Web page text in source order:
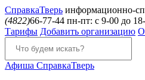
СправкаТверь информационно-
(4822)66-77-44 пн-пт: с 9-00 до
Тарифы Добавить организацию О
Афиша СправкаТверь